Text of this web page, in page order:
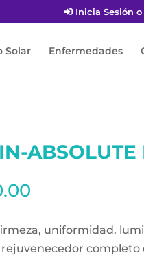
Inicia Sesión o
Solar Enfermedades
uniformidad.
completo